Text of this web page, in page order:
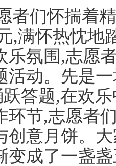
者们怀揣着
,满怀热忱
乐氛围,志愿
活动。先是
答题,在欢
环节,志愿者
创意月饼。
变成了一盏